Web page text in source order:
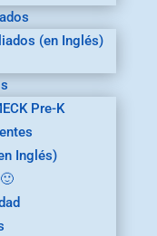
(en Inglés)
Pre-K
Inglés)